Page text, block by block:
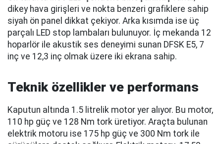
dikey hava girişleri ve nokta benzeri grafiklere sahip
siyah ön panel dikkat çekiyor. Arka kısımda ise üç
parçalı LED stop lambaları bulunuyor. İç mekanda 12
hoparlör ile akustik ses deneyimi sunan DFSK E5, 7
inç ve 12,3 inç olmak üzere iki ekrana sahip.
Teknik özellikler ve performans
Kaputun altında 1.5 litrelik motor yer alıyor. Bu motor,
110 hp güç ve 128 Nm tork üretiyor. Araçta bulunan
elektrik motoru ise 175 hp güç ve 300 Nm tork ile